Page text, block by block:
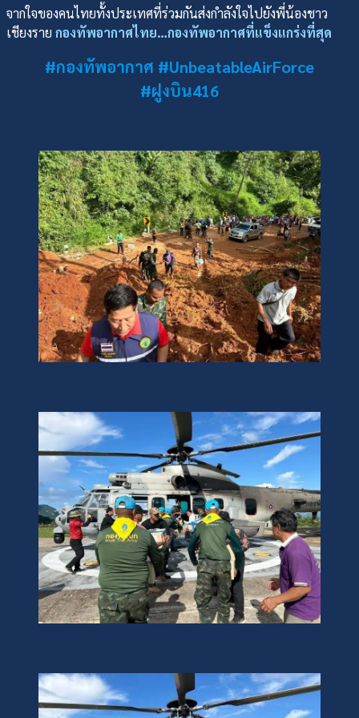
จากใจของคนไทยทั้งประเทศที่ร่วมกันส่งกำลังใจไปยังพี่น้องชาว
เชียงราย กองทัพอากาศไทย…กองทัพอากาศที่แข็งแกร่งที่สุด
#กองทัพอากาศ #UnbeatableAirForce
#ฝูงบิน416